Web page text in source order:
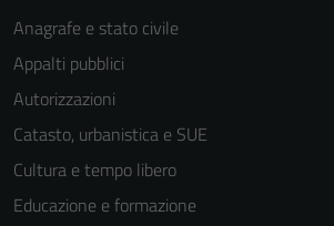
Anagrafe e stato civile
Appalti pubblici
Autorizzazioni
Catasto, urbanistica e SUE
Cultura e tempo libero
Educazione e formazione